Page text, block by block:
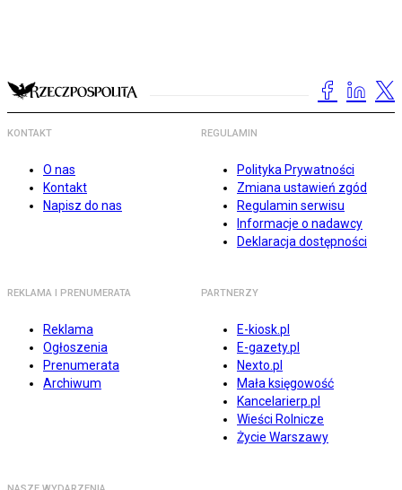
KONTAKT
O nas
Kontakt
Napisz do nas
REGULAMIN
Polityka Prywatności
Zmiana ustawień zgód
Regulamin serwisu
Informacje o nadawcy
Deklaracja dostępności
REKLAMA I PRENUMERATA
Reklama
Ogłoszenia
Prenumerata
Archiwum
PARTNERZY
E-kiosk.pl
E-gazety.pl
Nexto.pl
Mała księgowość
Kancelarierp.pl
Wieści Rolnicze
Życie Warszawy